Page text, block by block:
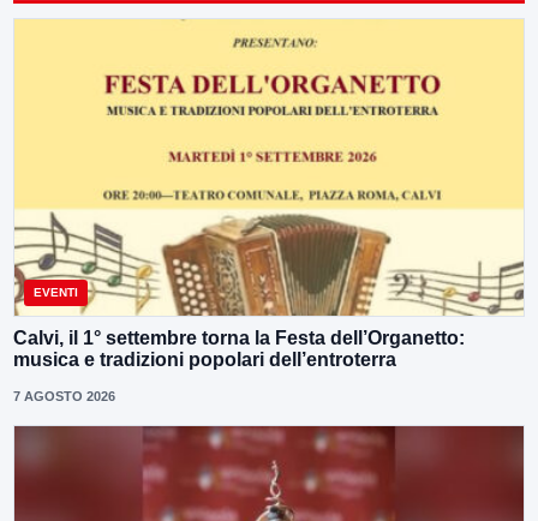
EVENTI
Calvi, il 1° settembre torna la Festa dell’Organetto:
musica e tradizioni popolari dell’entroterra
7 AGOSTO 2026